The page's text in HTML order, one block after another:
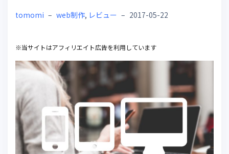
tomomi – web制作, レビュー – 2017-05-22
※当サイトはアフィリエイト広告を利用しています